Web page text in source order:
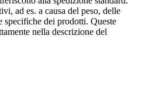
ad es. a causa del peso, delle
specifiche dei prodotti. Queste
nella descrizione del